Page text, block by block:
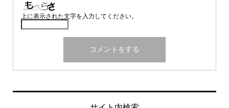
上に表示された文字を入力してください。